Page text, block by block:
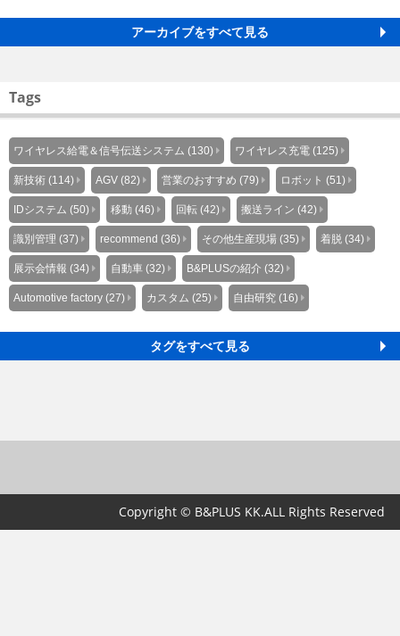
アーカイブをすべて見る
Tags
ワイヤレス給電＆信号伝送システム (130) ワイヤレス充電 (125)
新技術 (114) AGV (82) 営業のおすすめ (79) ロボット (51)
IDシステム (50) 移動 (46) 回転 (42) 搬送ライン (42)
識別管理 (37) recommend (36) その他生産現場 (35) 着脱 (34)
展示会情報 (34) 自動車 (32) B&PLUSの紹介 (32)
Automotive factory (27) カスタム (25) 自由研究 (16)
タグをすべて見る
Copyright © B&PLUS KK.ALL Rights Reserved